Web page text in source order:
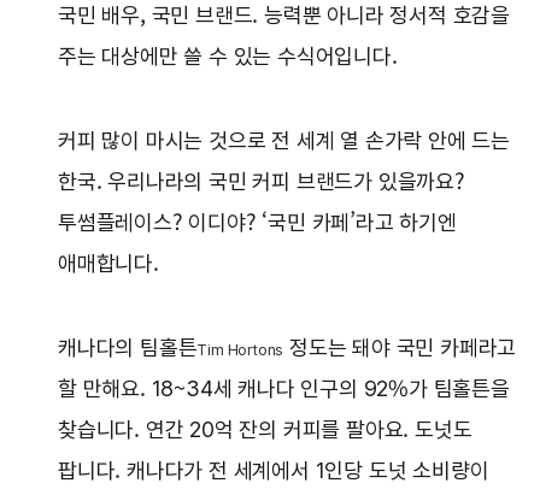
국민 배우, 국민 브랜드. 능력뿐 아니라 정서적 호감을
주는 대상에만 쓸 수 있는 수식어입니다.
커피 많이 마시는 것으로 전 세계 열 손가락 안에 드는
한국. 우리나라의 국민 커피 브랜드가 있을까요?
투썸플레이스? 이디야? ‘국민 카페’라고 하기엔
애매합니다.
캐나다의 팀홀튼Tim Hortons 정도는 돼야 국민 카페라고
할 만해요. 18~34세 캐나다 인구의 92%가 팀홀튼을
찾습니다. 연간 20억 잔의 커피를 팔아요. 도넛도
팝니다. 캐나다가 전 세계에서 1인당 도넛 소비량이